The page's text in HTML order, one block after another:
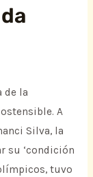
de la
A
Silva, la
su ‘condición
tuvo